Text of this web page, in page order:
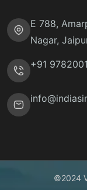
E 788,
Nagar,
+91
©2024